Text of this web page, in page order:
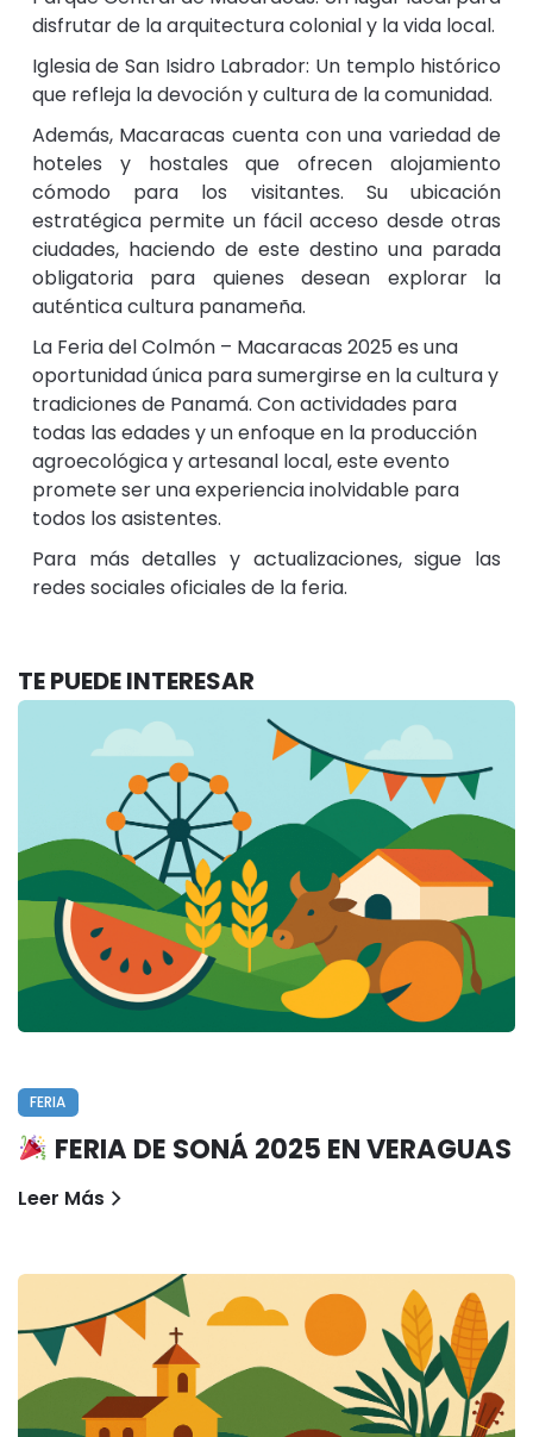
disfrutar de la arquitectura colonial y la vida local.
Iglesia de San Isidro Labrador: Un templo histórico
que refleja la devoción y cultura de la comunidad.
Además, Macaracas cuenta con una variedad de
hoteles y hostales que ofrecen alojamiento
cómodo para los visitantes. Su ubicación
estratégica permite un fácil acceso desde otras
ciudades, haciendo de este destino una parada
obligatoria para quienes desean explorar la
auténtica cultura panameña.
La Feria del Colmón – Macaracas 2025 es una
oportunidad única para sumergirse en la cultura y
tradiciones de Panamá. Con actividades para
todas las edades y un enfoque en la producción
agroecológica y artesanal local, este evento
promete ser una experiencia inolvidable para
todos los asistentes.
Para más detalles y actualizaciones, sigue las
redes sociales oficiales de la feria.
TE PUEDE INTERESAR
FERIA
FERIA DE SONÁ 2025 EN VERAGUAS
Leer Más